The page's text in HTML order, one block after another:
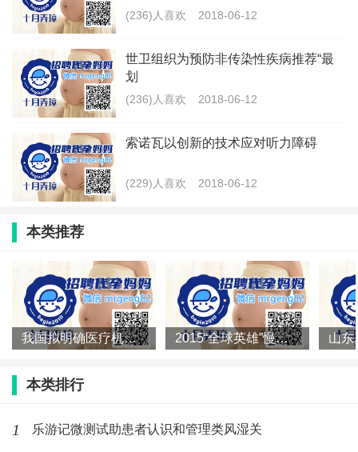
(236)人喜欢 2018-06-12
世卫组织为预防非传染性疾病推荐“最
划
(236)人喜欢 2018-06-12
索诺瓦以创新的技术应对听力障碍
(229)人喜欢 2018-06-12
本类推荐
我国拟明确医疗机构制剂不得在市场上销 2015“全球英雄”慢病患者长跑赛大中华区
本类排行
1 乐游记微测试助患者认识和管理类风湿关